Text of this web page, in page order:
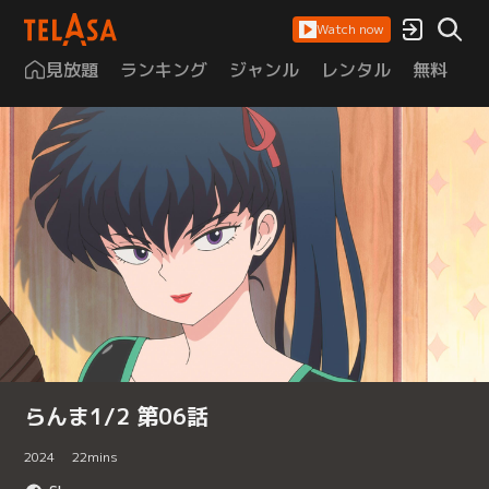
Watch now
見放題 ランキング ジャンル レンタル 無料
らんま1/2 第06話
2024 22mins